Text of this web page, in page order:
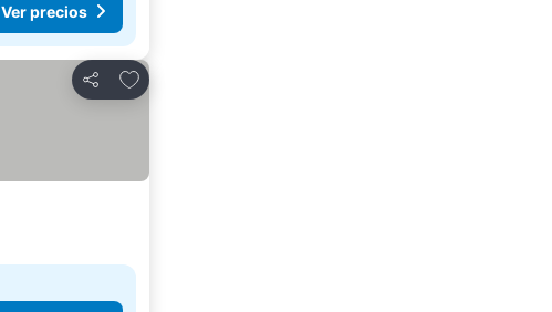
Ver precios
Compartir
Agregar a favoritos